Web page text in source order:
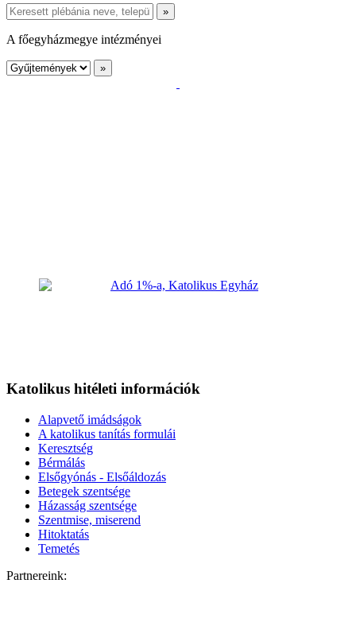
A főegyházmegye intézményei
Katolikus hitéleti információk
Alapvető imádságok
A katolikus tanítás formulái
Keresztség
Bérmálás
Elsőgyónás - Elsőáldozás
Betegek szentsége
Házasság szentsége
Szentmise, miserend
Hitoktatás
Temetés
Partnereink: